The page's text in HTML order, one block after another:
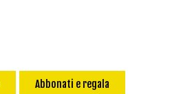
Abbonati e regala